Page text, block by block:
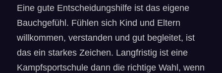
Eine gute Entscheidungshilfe ist das eigene
Bauchgefühl. Fühlen sich Kind und Eltern
willkommen, verstanden und gut begleitet, ist
das ein starkes Zeichen. Langfristig ist eine
Kampfsportschule dann die richtige Wahl, wenn